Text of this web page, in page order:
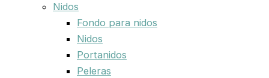
Nidos
Fondo para nidos
Nidos
Portanidos
Peleras